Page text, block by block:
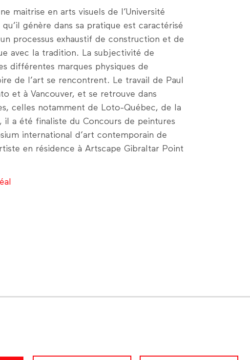
maitrise en arts visuels de l’Université
génère dans sa pratique est caractérisé
processus exhaustif de construction et de
avec la tradition. La subjectivité de
différentes marques physiques de
de l’art se rencontrent. Le travail de Paul
et à Vancouver, et se retrouve dans
celles notamment de Loto-Québec, de la
il a été finaliste du Concours de peintures
international d’art contemporain de
en résidence à Artscape Gibraltar Point